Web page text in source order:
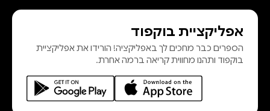
אפליקציית בוקפוד
הספרים כבר מחכים לך באפליקציה! הורידו את אפליקציית
בוקפוד ותהנו מחווית קריאה ברמה אחרת.